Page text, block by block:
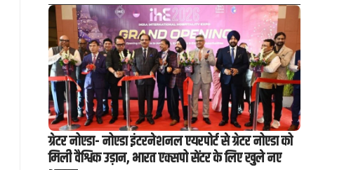
ग्रेटर नोएडा- नोएडा इंटरनेशनल एयरपोर्ट से ग्रेटर नोएडा को
मिली वैश्विक उड़ान, भारत एक्सपो सेंटर के लिए खुले नए